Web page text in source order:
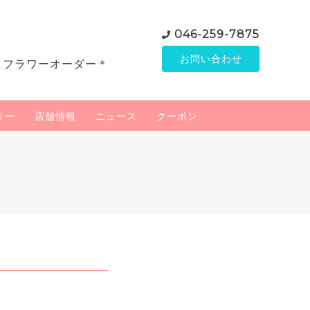
ラワーオーダー＊
046-259-7875
お問い合わせ
ー 店舗情報 ニュース クーポン